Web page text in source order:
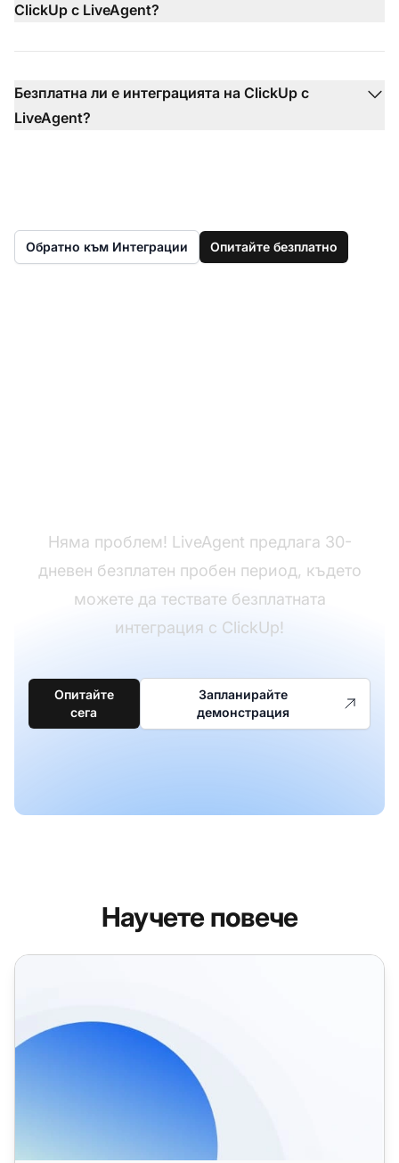
ClickUp с LiveAgent?
Безплатна ли е интеграцията на ClickUp с
LiveAgent?
Обратно към Интеграции Опитайте безплатно
Няма проблем! LiveAgent предлага 30-
дневен безплатен пробен период, където
можете да тествате безплатната
интеграция с ClickUp!
Опитайте
сега
Запланирайте
демонстрация
Научете повече
Интеграции на Help Desk